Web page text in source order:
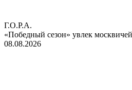
Г.О.Р.А.
«Победный сезон» увлек
08.08.2026